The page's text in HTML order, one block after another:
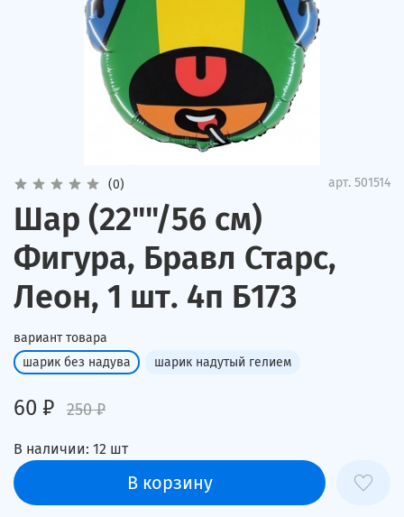
(0) арт. 501514
Шар (22""/56 см)
Фигура, Бравл Старс,
Леон, 1 шт. 4п Б173
вариант товара
шарик без надува
шарик надутый гелием
60 ₽ 250 ₽
В наличии: 12 шт
В корзину